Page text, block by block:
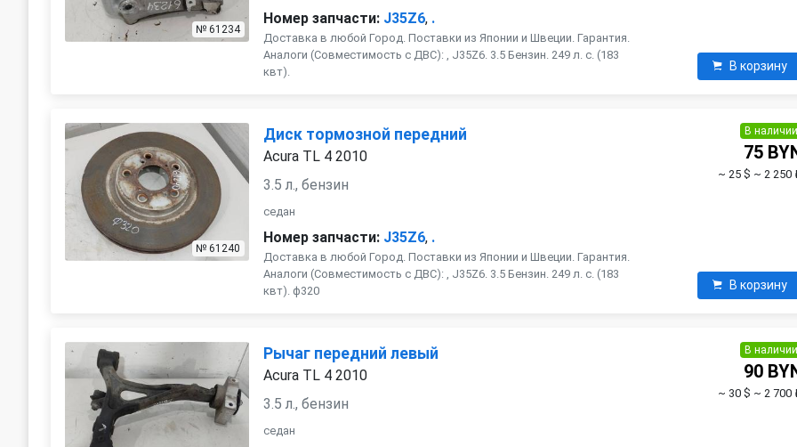
№ 61234
Номер запчасти: J35Z6, .
Доставка в любой Город. Поставки из Японии и Швеции. Гарантия.
Аналоги (Совместимость с ДВС): , J35Z6. 3.5 Бензин. 249 л. с. (183
квт).
В корзину
№ 61240
Диск тормозной передний
Acura TL 4 2010
3.5 л., бензин
седан
Номер запчасти: J35Z6, .
Доставка в любой Город. Поставки из Японии и Швеции. Гарантия.
Аналоги (Совместимость с ДВС): , J35Z6. 3.5 Бензин. 249 л. с. (183
квт). ф320
В наличии
75
~ 25 $ ~ 2 250
В корзину
Рычаг передний левый
Acura TL 4 2010
3.5 л., бензин
седан
В наличии
90
~ 30 $ ~ 2 700